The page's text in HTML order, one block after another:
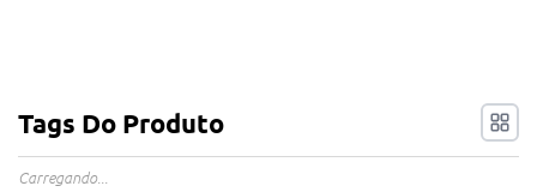
Tags Do Produto
Carregando...